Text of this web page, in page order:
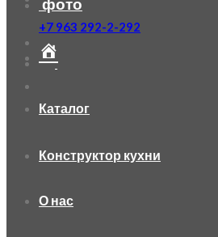
+7 963 292-2-292
Каталог
Конструктор кухни
О нас